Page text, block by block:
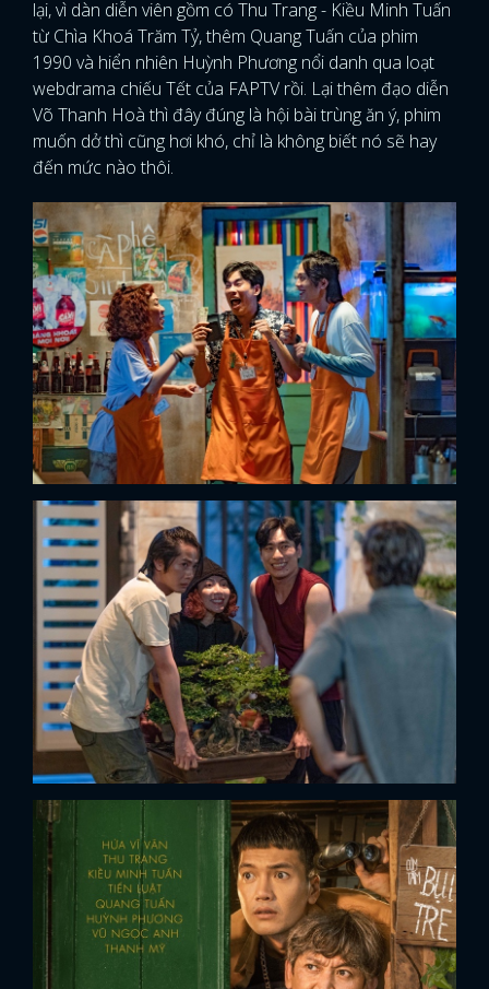
lại, vì dàn diễn viên gồm có Thu Trang - Kiều Minh Tuấn
từ Chìa Khoá Trăm Tỷ, thêm Quang Tuấn của phim
1990 và hiển nhiên Huỳnh Phương nổi danh qua loạt
webdrama chiếu Tết của FAPTV rồi. Lại thêm đạo diễn
Võ Thanh Hoà thì đây đúng là hội bài trùng ăn ý, phim
muốn dở thì cũng hơi khó, chỉ là không biết nó sẽ hay
đến mức nào thôi.